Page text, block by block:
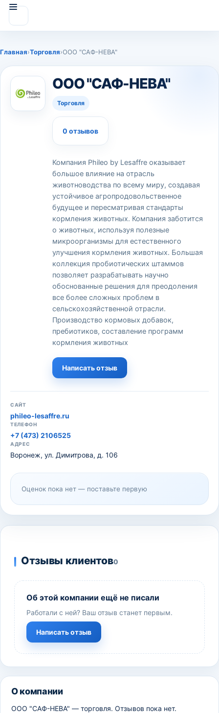
Главная›Торговля›ООО "САФ-НЕВА"
ООО "САФ-НЕВА"
Торговля
0 отзывов
Компания Phileo by Lesaffre оказывает
большое влияние на отрасль
животноводства по всему миру, создавая
устойчивое агропродовольственное
будущее и пересматривая стандарты
кормления животных. Компания заботится
о животных, используя полезные
микроорганизмы для естественного
улучшения кормления животных. Большая
коллекция пробиотических штаммов
позволяет разрабатывать научно
обоснованные решения для преодоления
все более сложных проблем в
сельскохозяйственной отрасли.
Производство кормовых добавок,
пребиотиков, составление программ
кормления животных
Написать отзыв
САЙТ
phileo-lesaffre.ru
ТЕЛЕФОН
+7 (473) 2106525
АДРЕС
Воронеж, ул. Димитрова, д. 106
Оценок пока нет — поставьте первую
Отзывы клиентов0
Об этой компании ещё не писали
Работали с ней? Ваш отзыв станет первым.
Написать отзыв
О компании
ООО "САФ-НЕВА" — торговля. Отзывов пока нет.